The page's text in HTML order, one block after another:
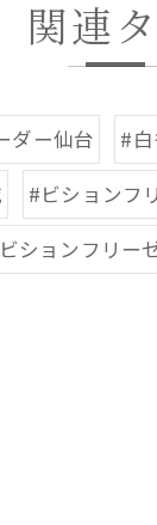
関連
ダー仙台 #白
#ビションフ
ションフリー